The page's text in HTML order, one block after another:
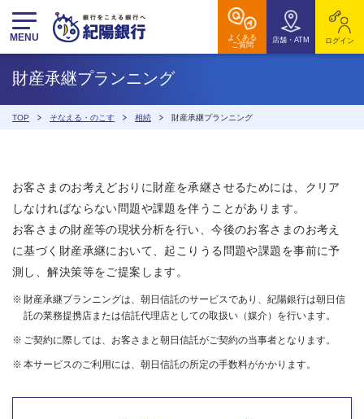
MENU
よくある
ご質問
店舗・ATM ログイン
財産承継プランニング
TOP そなえる・のこす 相続 財産承継プランニング
お客さまのお考えどおりに財産を承継させるためには、クリア
しなければならない問題や課題を伴うことがあります。
お客さまの財産等の現状分析を行い、今後のお客さまのお考え
に基づく財産承継において、起こりうる問題や課題を事前に予
測し、解決策等をご提案します。
財産承継プランニングは、朝日信託のサービスであり、紀陽銀行は朝日信
託の業務提携店または信託代理店としての取扱い（媒介）を行います。
ご契約に際しては、お客さまと朝日信託がご契約の当事者となります。
本サービスのご利用には、朝日信託の所定の手数料がかかります。